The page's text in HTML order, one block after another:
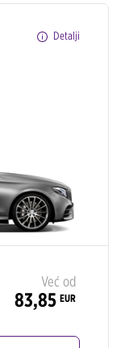
Detalji
Već od
83,85 EUR